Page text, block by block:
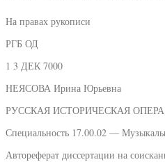
На правах рукописи
РГБ ОД
1 3 ДЕК 7000
НЕЯСОВА Ирина Юрьевна
РУССКАЯ ИСТОРИЧЕСКАЯ ОПЕРА
Специальность 17.00.02 —
Автореферат диссертации на